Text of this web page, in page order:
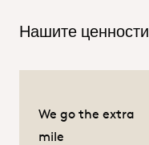
Нашите ценности
We go the extra
mile